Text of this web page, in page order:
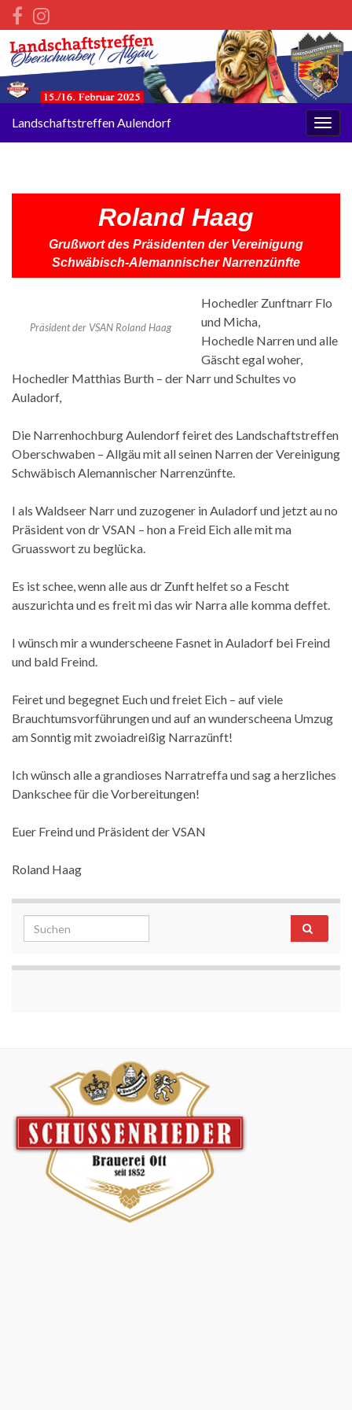
Landschaftstreffen Aulendorf
Roland Haag
Grußwort des Präsidenten der Vereinigung
Schwäbisch-Alemannischer Narrenzünfte
Präsident der VSAN Roland Haag
Hochedler Zunftnarr Flo
und Micha,
Hochedle Narren und alle
Gäscht egal woher,
Hochedler Matthias Burth – der Narr und Schultes vo
Auladorf,
Die Narrenhochburg Aulendorf feiret des Landschaftstreffen
Oberschwaben – Allgäu mit all seinen Narren der Vereinigung
Schwäbisch Alemannischer Narrenzünfte.
I als Waldseer Narr und zuzogener in Auladorf und jetzt au no
Präsident von dr VSAN – hon a Freid Eich alle mit ma
Gruasswort zu beglücka.
Es ist schee, wenn alle aus dr Zunft helfet so a Fescht
auszurichta und es freit mi das wir Narra alle komma deffet.
I wünsch mir a wunderscheene Fasnet in Auladorf bei Freind
und bald Freind.
Feiret und begegnet Euch und freiet Eich – auf viele
Brauchtumsvorführungen und auf an wunderscheena Umzug
am Sonntig mit zwoiadreißig Narrazünft!
Ich wünsch alle a grandioses Narratreffa und sag a herzliches
Dankschee für die Vorbereitungen!
Euer Freind und Präsident der VSAN
Roland Haag
Search for: